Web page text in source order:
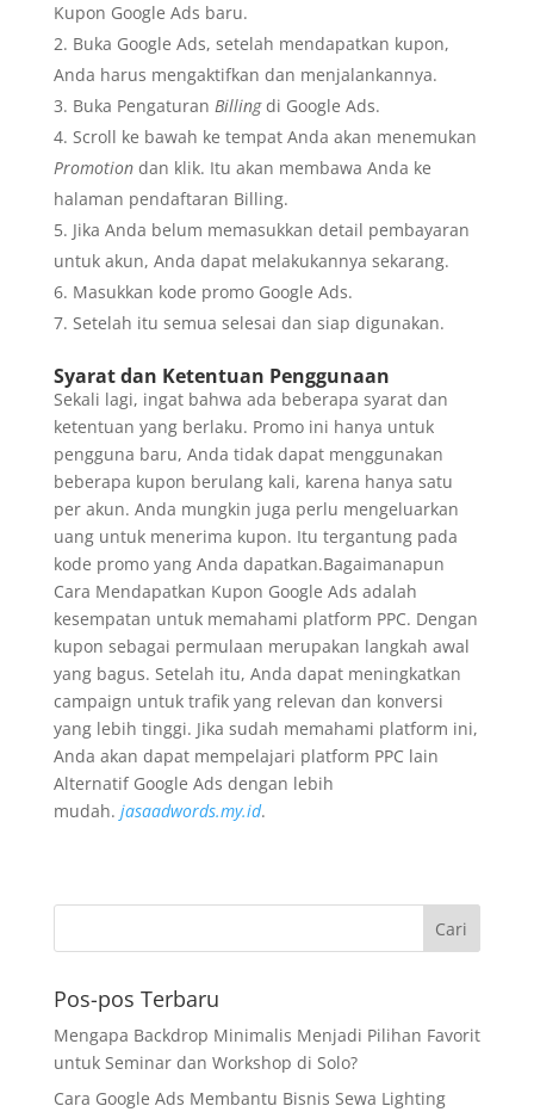
Kupon Google Ads baru.
Buka Google Ads, setelah mendapatkan kupon,
Anda harus mengaktifkan dan menjalankannya.
Buka Pengaturan Billingdi Google Ads.
Scroll ke bawah ke tempat Anda akan menemukan
Promotiondan klik. Itu akan membawa Anda ke
halaman pendaftaran Billing.
Jika Anda belum memasukkan detail pembayaran
untuk akun, Anda dapat melakukannya sekarang.
Masukkan kode promo Google Ads.
Setelah itu semua selesai dan siap digunakan.
Syarat dan Ketentuan Penggunaan
Sekali lagi, ingat bahwa ada beberapa syarat dan
ketentuan yang berlaku. Promo ini hanya untuk
pengguna baru, Anda tidak dapat menggunakan
beberapa kupon berulang kali, karena hanya satu
per akun. Anda mungkin juga perlu mengeluarkan
uang untuk menerima kupon. Itu tergantung pada
kode promo yang Anda dapatkan.Bagaimanapun
Cara Mendapatkan Kupon Google Ads adalah
kesempatan untuk memahami platform PPC. Dengan
kupon sebagai permulaan merupakan langkah awal
yang bagus. Setelah itu, Anda dapat meningkatkan
campaign untuk trafik yang relevan dan konversi
yang lebih tinggi. Jika sudah memahami platform ini,
Anda akan dapat mempelajari platform PPC lain
Alternatif Google Ads dengan lebih
mudah. jasaadwords.my.id.
Pos-pos Terbaru
Mengapa Backdrop Minimalis Menjadi Pilihan Favorit
untuk Seminar dan Workshop di Solo?
Cara Google Ads Membantu Bisnis Sewa Lighting